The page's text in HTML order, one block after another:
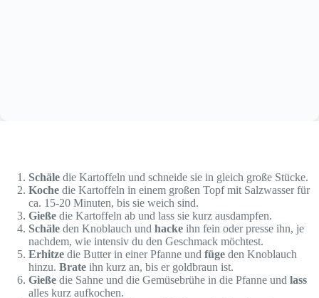
Schäle die Kartoffeln und schneide sie in gleich große Stücke.
Koche die Kartoffeln in einem großen Topf mit Salzwasser für
ca. 15-20 Minuten, bis sie weich sind.
Gieße die Kartoffeln ab und lass sie kurz ausdampfen.
Schäle den Knoblauch und hacke ihn fein oder presse ihn, je
nachdem, wie intensiv du den Geschmack möchtest.
Erhitze die Butter in einer Pfanne und füge den Knoblauch
hinzu. Brate ihn kurz an, bis er goldbraun ist.
Gieße die Sahne und die Gemüsebrühe in die Pfanne und lass
alles kurz aufkochen.